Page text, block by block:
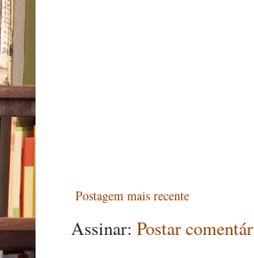
Postagem mais recente
Assinar: Postar